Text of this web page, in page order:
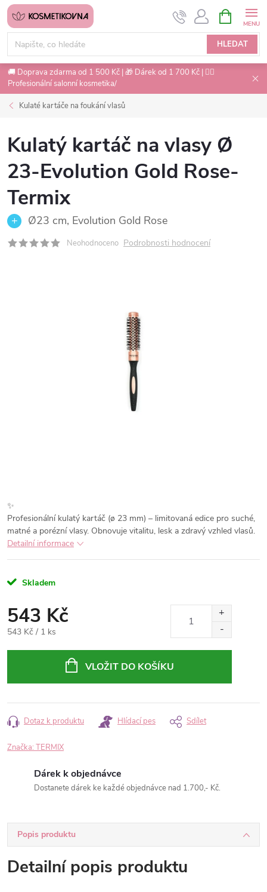
Přejít
obsah
HLEDAT
NÁKUPNÍ
KOŠÍK
🚚 Doprava zdarma od 1 500 Kč | 🎁 Dárek od 1 700 Kč | 💇‍♀️
Profesionální salonní kosmetika/
Kulaté kartáče na foukání vlasů
Kulatý kartáč na vlasy Ø
23-Evolution Gold Rose-
Termix
Ø23 cm, Evolution Gold Rose
Neohodnoceno Podrobnosti hodnocení
✨
Profesionální kulatý kartáč (ø 23 mm) – limitovaná edice pro suché,
matné a porézní vlasy. Obnovuje vitalitu, lesk a zdravý vzhled vlasů.
Detailní informace
Skladem
543 Kč
Měrná
543 Kč / 1 ks
VLOŽIT DO KOŠÍKU
Dotaz k produktu Hlídací pes Sdílet
Značka: TERMIX
Dárek k objednávce
Dostanete dárek ke každé objednávce nad 1.700,- Kč.
Popis produktu
Detailní popis produktu